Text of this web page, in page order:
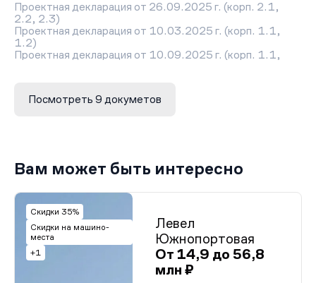
Проектная декларация от 26.09.2025 г. (корп. 2.1,
2.2, 2.3)
Проектная декларация от 10.03.2025 г. (корп. 1.1,
1.2)
Проектная декларация от 10.09.2025 г. (корп. 1.1,
Разрешение на ввод объекта в эксплуатацию (корп.
Проектная декларация от 09.01.2025 г. (корп. 1.1,
1.2)
Посмотреть 9 докуметов
Вам может быть интересно
Скидки 35%
Скидки на машино-
места
+1
Левел
Южнопортовая
От 14,9 до 56,8
млн ₽